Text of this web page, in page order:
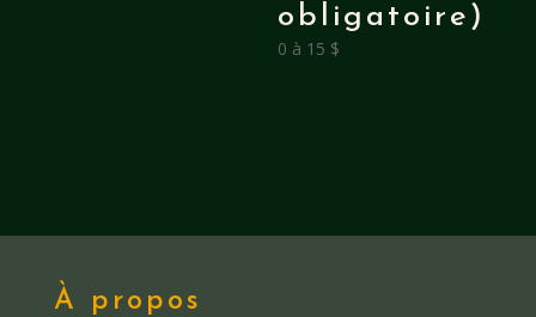
obligatoire)
0 à 15 $
À propos